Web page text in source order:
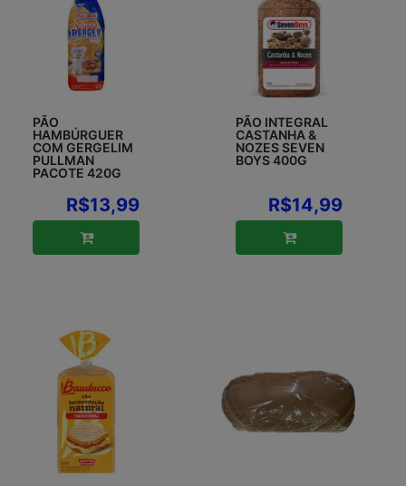
PÃO
HAMBÚRGUER
COM GERGELIM
PULLMAN
PACOTE 420G
R$13,99
PÃO INTEGRAL
CASTANHA &
NOZES SEVEN
BOYS 400G
R$14,99